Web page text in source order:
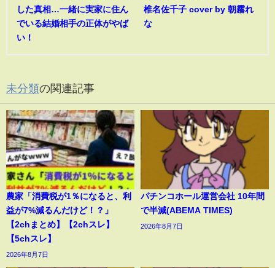
した真相…一緒に実家に住ん
でいる結婚相手の正体がやば
い！
椎名佐千子 cover by 朝霧れ
な
未分類の関連記事
農家「消費税が1％になると、利
益が7%減るんだけど！？」
【2chまとめ】【2chスレ】
【5chスレ】
2026年8月7日
パチンコホール運営会社 10年間
で半減(ABEMA TIMES)
2026年8月7日